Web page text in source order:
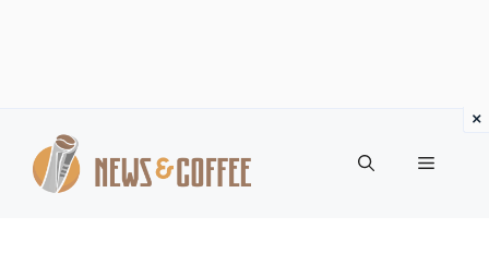
contenuto
Menu